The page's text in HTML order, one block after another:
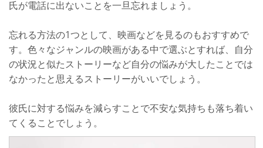
氏が電話に出ないことを一旦忘れましょう。
忘れる方法の1つとして、映画などを見るのもおすすめで
す。色々なジャンルの映画がある中で選ぶとすれば、自分
の状況と似たストーリーなど自分の悩みが大したことでは
なかったと思えるストーリーがいいでしょう。
彼氏に対する悩みを減らすことで不安な気持ちも落ち着い
てくることでしょう。